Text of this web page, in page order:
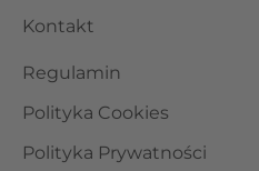
Kontakt
Regulamin
Polityka Cookies
Polityka Prywatności